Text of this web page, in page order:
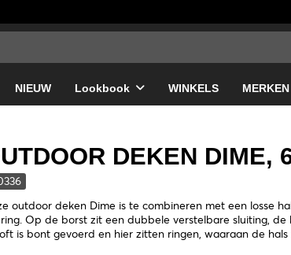
NIEUW Lookbook WINKELS MERKEN
DEKEN DIME,
outdoor deken Dime is te combineren met een losse
Op de borst zit een dubbele verstelbare sluiting,
is bont gevoerd en hier zitten ringen, waaraan de